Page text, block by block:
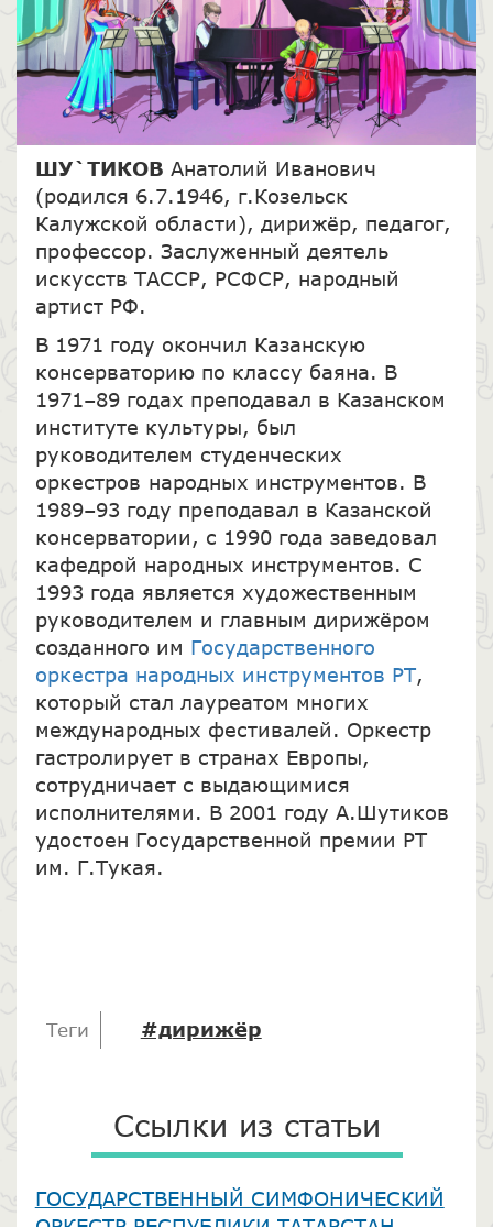
ШУ`ТИКОВ Анатолий Иванович
(родился 6.7.1946, г.Козельск
Калужской области), дирижёр, педагог,
профессор. Заслуженный деятель
искусств ТАССР, РСФСР, народный
артист РФ.
В 1971 году окончил Казанскую
консерваторию по классу баяна. В
1971–89 годах преподавал в Казанском
институте культуры, был
руководителем студенческих
оркестров народных инструментов. В
1989–93 году преподавал в Казанской
консерватории, с 1990 года заведовал
кафедрой народных инструментов. С
1993 года является художественным
руководителем и главным дирижёром
созданного им Государственного
оркестра народных инструментов РТ,
который стал лауреатом многих
международных фестивалей. Оркестр
гастролирует в странах Европы,
сотрудничает с выдающимися
исполнителями. В 2001 году А.Шутиков
удостоен Государственной премии РТ
им. Г.Тукая.
Теги #дирижёр
Ссылки из статьи
ГОСУДАРСТВЕННЫЙ СИМФОНИЧЕСКИЙ